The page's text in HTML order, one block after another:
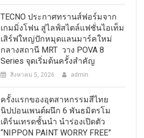
TECNO ประกาศทรานส์ฟอร์มจาก
เกมมิ่งโฟน สู่ไลฟ์สไตล์แฟชั่นไอเท็ม
เสิร์ฟใหญ่ปักหมุดแลนมาร์คใหม่
กลางสถานี MRT วาง POVA 8
Series จุดเริ่มต้นครั้งสำคัญ
สิงหาคม 5, 2026 admin
ครั้งแรกของอุตสาหกรรมสีไทย
นิปปอนเพนต์ผนึก 6 พันธมิตรโม
เดิร์นเทรดชั้นนำ นำร่องเปิดตัว
“NIPPON PAINT WORRY FREE”